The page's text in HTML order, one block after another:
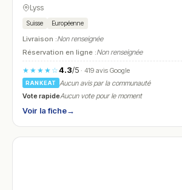
Lyss
Suisse Européenne
Livraison :Non renseignée
Réservation en ligne :Non renseignée
★★★★☆4.3/5· 419 avis Google
RANKEAT
Aucun avis par la communauté
Vote rapideAucun vote pour le moment
Voir la fiche→